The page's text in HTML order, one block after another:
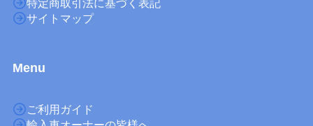
特定商取引法に基づく表記
サイトマップ
Menu
ご利用ガイド